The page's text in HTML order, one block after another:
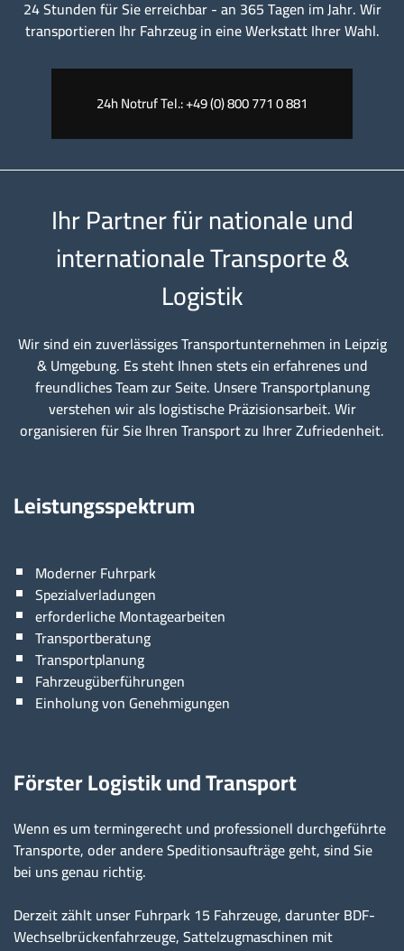
24 Stunden für Sie erreichbar - an 365 Tagen im Jahr. Wir
transportieren Ihr Fahrzeug in eine Werkstatt Ihrer Wahl.
24h Notruf Tel.: +49 (0) 800 771 0 881
Ihr Partner für nationale und
internationale Transporte &
Logistik
Wir sind ein zuverlässiges Transportunternehmen in Leipzig
& Umgebung. Es steht Ihnen stets ein erfahrenes und
freundliches Team zur Seite. Unsere Transportplanung
verstehen wir als logistische Präzisionsarbeit. Wir
organisieren für Sie Ihren Transport zu Ihrer Zufriedenheit.
Leistungsspektrum
Moderner Fuhrpark
Spezialverladungen
erforderliche Montagearbeiten
Transportberatung
Transportplanung
Fahrzeugüberführungen
Einholung von Genehmigungen
Förster Logistik und Transport
Wenn es um termingerecht und professionell durchgeführte
Transporte, oder andere Speditionsaufträge geht, sind Sie
bei uns genau richtig.
Derzeit zählt unser Fuhrpark 15 Fahrzeuge, darunter BDF-
Wechselbrückenfahrzeuge, Sattelzugmaschinen mit